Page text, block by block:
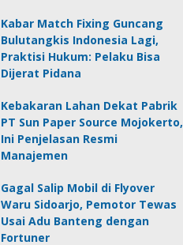
Kabar Match Fixing Guncang
Bulutangkis Indonesia Lagi,
Praktisi Hukum: Pelaku Bisa
Dijerat Pidana
Kebakaran Lahan Dekat Pabrik
PT Sun Paper Source Mojokerto,
Ini Penjelasan Resmi
Manajemen
Gagal Salip Mobil di Flyover
Waru Sidoarjo, Pemotor Tewas
Usai Adu Banteng dengan
Fortuner